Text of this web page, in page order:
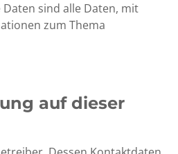
sind alle Daten, mit
zum Thema
auf dieser